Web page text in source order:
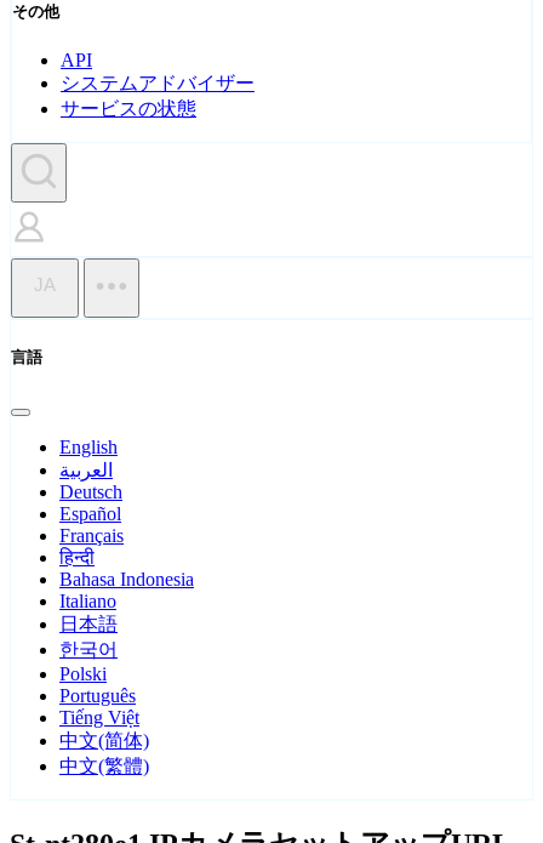
その他
API
システムアドバイザー
サービスの状態
JA
言語
English
العربية
Deutsch
Español
Français
हिन्दी
Bahasa Indonesia
Italiano
日本語
한국어
Polski
Português
Tiếng Việt
中文(简体)
中文(繁體)